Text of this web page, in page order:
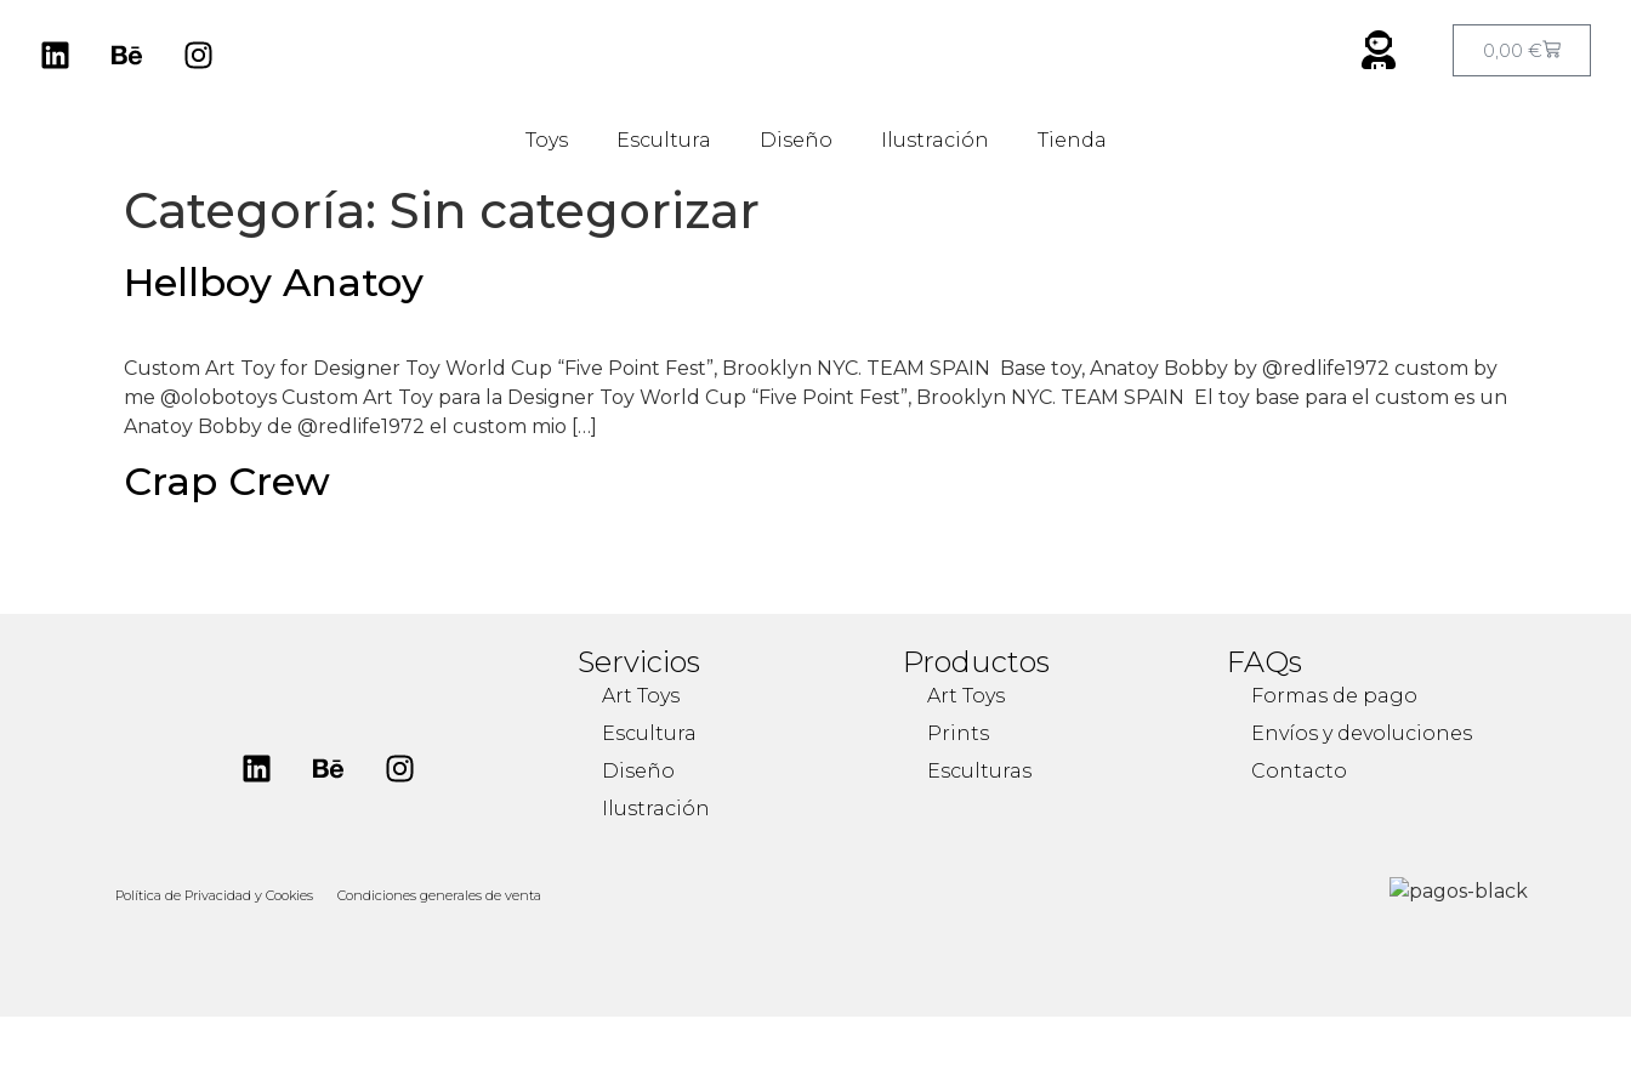
0,00 €
Toys Escultura Diseño Ilustración Tienda
Categoría: Sin categorizar
Hellboy Anatoy
Custom Art Toy for Designer Toy World Cup “Five Point Fest”, Brooklyn NYC. TEAM SPAIN Base toy, Anatoy Bobby by @redlife1972 custom by
me @olobotoys Custom Art Toy para la Designer Toy World Cup “Five Point Fest”, Brooklyn NYC. TEAM SPAIN El toy base para el custom es un
Anatoy Bobby de @redlife1972 el custom mio […]
Crap Crew
Servicios
Art Toys
Escultura
Diseño
Ilustración
Productos
Art Toys
Prints
Esculturas
FAQs
Formas de pago
Envíos y devoluciones
Contacto
Política de Privacidad y Cookies Condiciones generales de venta